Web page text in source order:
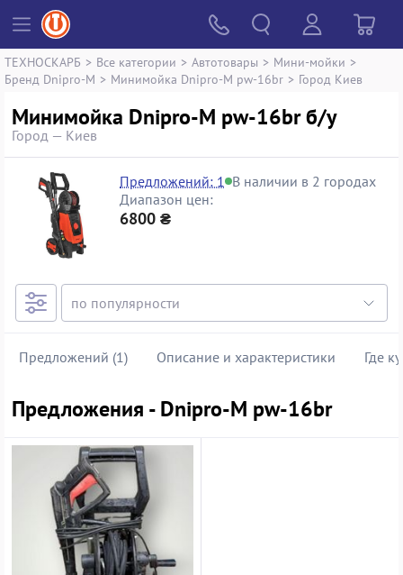
ТЕХНОСКАРБ > Все категории > Автотовары > Мини-мойки >
Бренд Dnipro-M > Минимойка Dnipro-M pw-16br > Город Киев
Минимойка Dnipro-M pw-16br б/у
Город — Киев
Предложений: 1 В наличии в 2 городах
Диапазон цен:
6800 ₴
Предложений (1) Описание и характеристики Где
Предложения - Dnipro-M pw-16br